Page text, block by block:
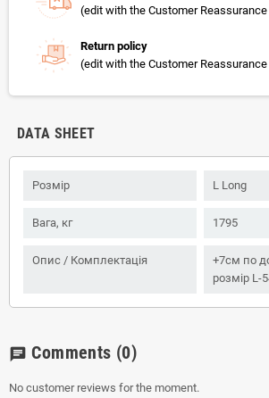
(edit with the Customer
Return policy
(edit with the Customer
DATA SHEET
Розмір L Long
Вага, кг 1795
Опис / Комплектація
+7см по
розмір L-
chat Comments (0)
No customer reviews for the moment.